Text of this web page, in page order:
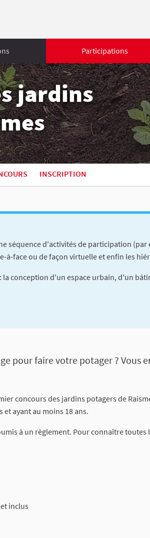
Participations
jardins
INSCRIPTION
séquence d'activités de participation
à-face ou de façon virtuelle et enfin les
la conception d'un espace urbain, d'un
pour faire votre potager ? Vous
concours des jardins potagers de
ayant au moins 18 ans.
à un règlement. Pour connaître toutes
inclus